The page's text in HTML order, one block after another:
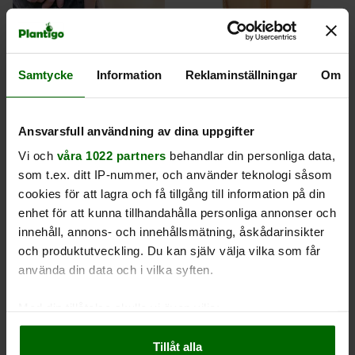
Samtycke Information Reklaminställningar Om
Ansvarsfull användning av dina uppgifter
Vi och våra 1022 partners behandlar din personliga data,
som t.ex. ditt IP-nummer, och använder teknologi såsom
cookies för att lagra och få tillgång till information på din
enhet för att kunna tillhandahålla personliga annonser och
innehåll, annons- och innehållsmätning, åskådarinsikter
och produktutveckling. Du kan själv välja vilka som får
använda din data och i vilka syften.
Samla in information om din geografiska plats
som kan ha en noggrannhet på upp till flera meter
Tillåt alla
Finns i lager (7)
Köp
Ej i lager
Köp
Rengöringsspray, Felco